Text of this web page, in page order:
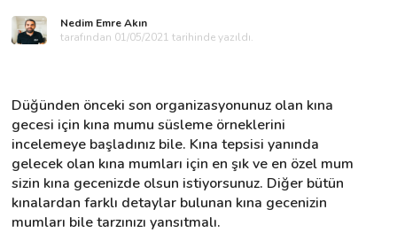
Kategoriler
🧐 Nasıl Çalışır?
🌟 Müşteri Değerlendirmeleri
Nedim Emre Akın
tarafından 01/05/2021 tarihinde yazıldı.
Düğünden önceki son organizasyonunuz olan kına
gecesi için kına mumu süsleme örneklerini
incelemeye başladınız bile. Kına tepsisi yanında
gelecek olan kına mumları için en şık ve en özel mum
sizin kına gecenizde olsun istiyorsunuz. Diğer bütün
kınalardan farklı detaylar bulunan kına gecenizin
mumları bile tarzınızı yansıtmalı.